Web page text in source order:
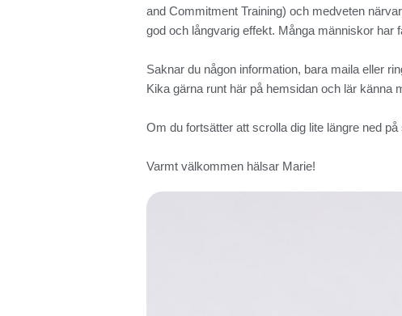
and Commitment Training) och medveten
god och långvarig effekt. Många människor har
Saknar du någon information, bara maila eller
Kika gärna runt här på hemsidan och lär känna
Om du fortsätter att scrolla dig lite längre ned
Varmt välkommen hälsar Marie!